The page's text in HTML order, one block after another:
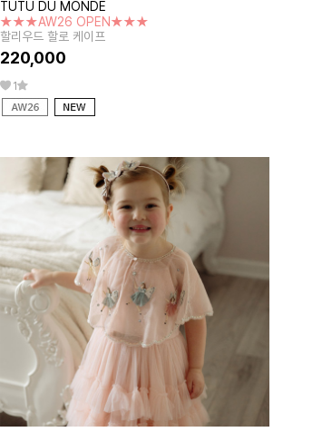
TUTU DU MONDE
★★★AW26 OPEN★★★
할리우드 할로 케이프
220,000
1